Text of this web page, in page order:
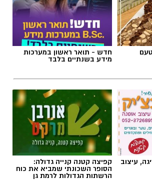
עיצוב קפיצה קטנה קנייה גדולה:
הסופר השכונתי שמביא את כוח
הרשתות הגדולות לרמת גן
פנאי ואוכל
עם צבע: חביתת
שתשדרג כל ארוחת
את החביתה של הבוקר? המתכון
צבעוניים, עשבי תיבול טריים
חביתה אוורירית, עשירה
במיוחד.